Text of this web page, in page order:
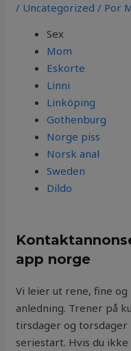
/ Uncategorized / Por
Sex
Mom
Eskorte
Linni
Linköping
Gothenburg
Norge piss
Norsk anal
Sweden
Dildo
app norge
Vi leier ut rene, fine
anledning. Trener på
tirsdager og
seriestart. Hvis du